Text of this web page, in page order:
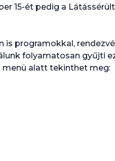
15-ét pedig a
is programokkal,
folyamatosan gyűjti
menü alatt tekinthet meg: